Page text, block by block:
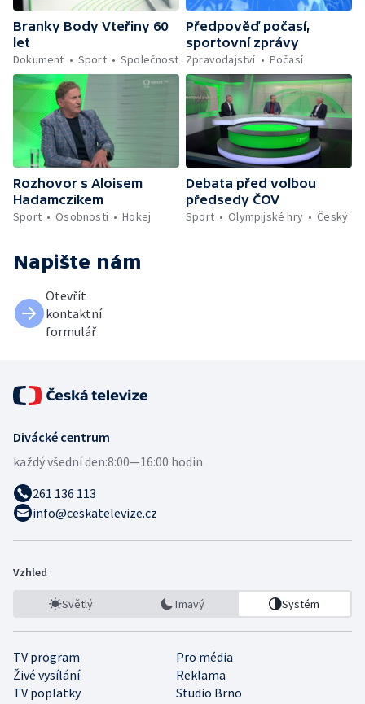
Branky Body Vteřiny 60
let
Dokument
Sport Společnost
Předpověď počasí,
sportovní zprávy
Zpravodajství
Počasí
Rozhovor s Aloisem
Hadamczikem
Sport
Osobnosti Hokej
Debata před volbou
předsedy ČOV
Sport
Olympijské hry Český
Napište nám
Otevřít
kontaktní
formulář
Divácké centrum
každý všední den:8:00—16:00 hodin
261 136 113
info@ceskatelevize.cz
Vzhled
Světlý Tmavý Systém
TV program
Pro média
Živé vysílání
Reklama
TV poplatky
Studio Brno